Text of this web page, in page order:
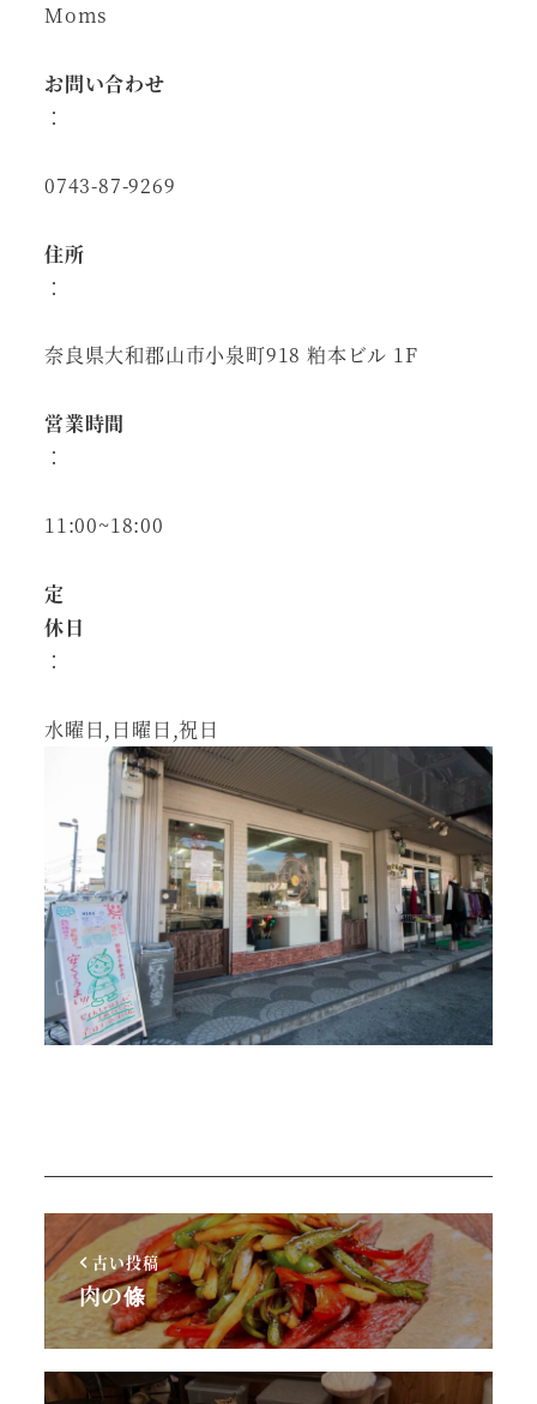
Moms
お問い合わせ
：
0743-87-9269
住所
：
奈良県大和郡山市小泉町918 粕本ビル 1F
営業時間
：
11:00~18:00
定
休日
：
水曜日,日曜日,祝日
古い投稿
肉の條